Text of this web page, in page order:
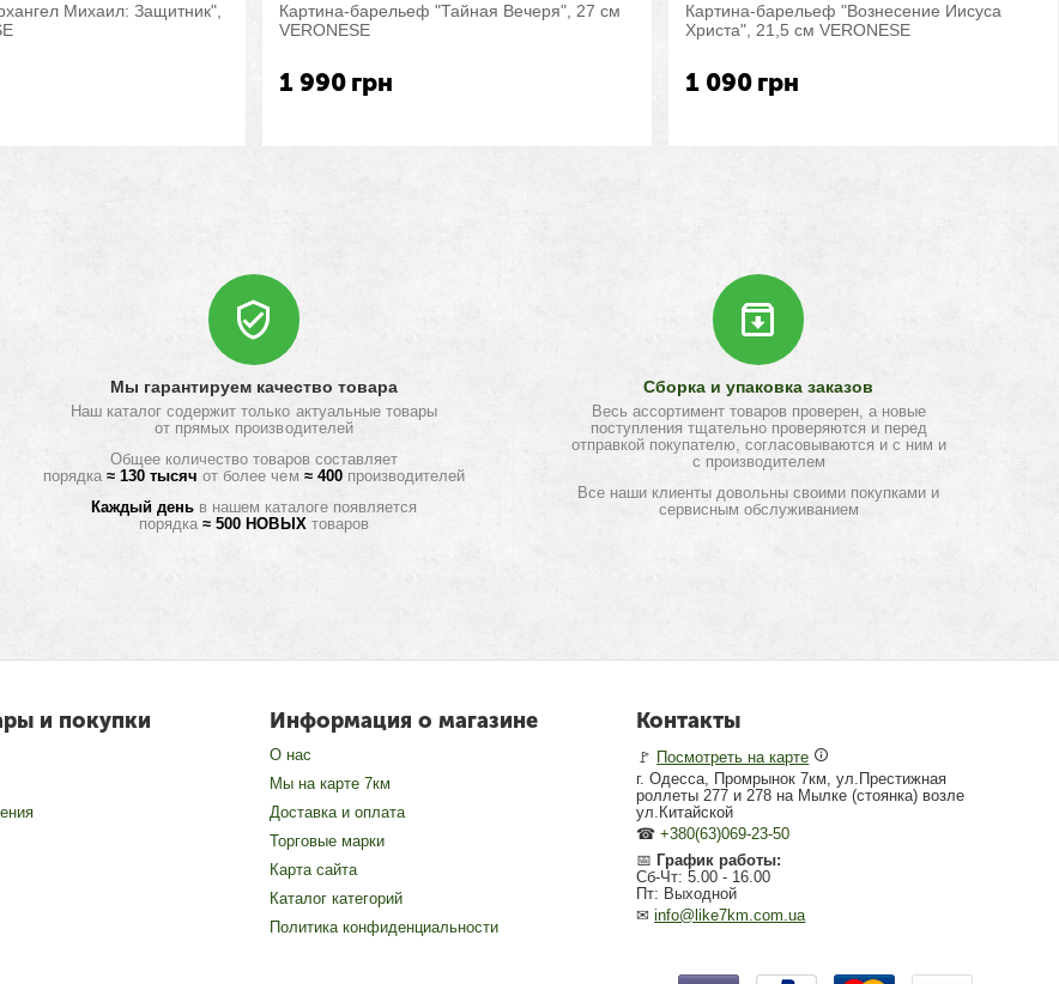
Михаил: Защитник",
Картина-барельеф "Тайная Вечеря", 27 см
VERONESE
1 990 грн
Картина-барельеф "Вознесение Иисуса
Христа", 21,5 см VERONESE
1 090 грн
Мы гарантируем качество товара
Наш каталог содержит только актуальные товары
от прямых производителей
Общее количество товаров составляет
порядка≈ 130 тысяч от более чем ≈ 400 производителей
Каждый деньв нашем каталоге появляется
порядка≈ 500 НОВЫХ товаров
Сборка и упаковка заказов
Весь ассортимент товаров проверен, а новые
поступления тщательно проверяются и перед
отправкой покупателю, согласовываются и с ним и
с производителем
Все наши клиенты довольны своими покупками и
сервисным обслуживанием
и покупки Информация о магазине
О нас
Мы на карте 7км
Доставка и оплата
Торговые марки
Карта сайта
Каталог категорий
Политика конфиденциальности
Контакты
🚩 Посмотреть на карте
г. Одесса, Промрынок 7км, ул.Престижная
роллеты 277 и 278 на Мылке (стоянка) возле
ул.Китайской
☎+380(63)069-23-50
📅 График работы:
Сб-Чт: 5.00 - 16.00
Пт: Выходной
✉info@like7km.com.ua